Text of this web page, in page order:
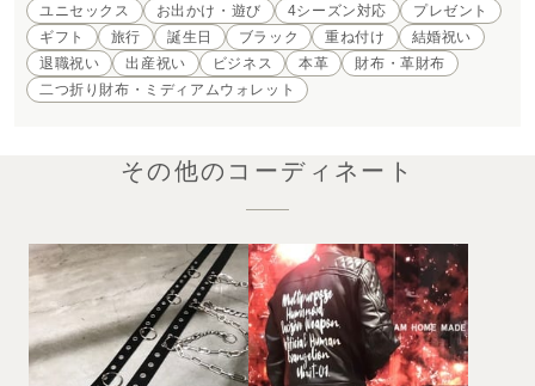
ユニセックス お出かけ・遊び 4シーズン対応
プレゼント
ギフト
旅行 誕生日 ブラック 重ね付け
結婚祝い
退職祝い
出産祝い ビジネス 本革
財布・革財布
二つ折り財布・ミディアムウォレット
その他のコーディネート